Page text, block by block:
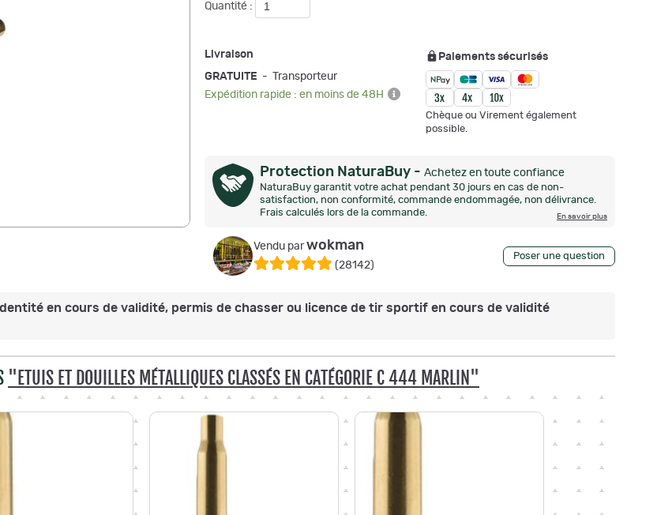
Quantité :
Livraison
GRATUITE - Transporteur
Expédition rapide : en moins de 48H
Paiements sécurisés
Chèque ou Virement également
possible.
Protection NaturaBuy - Achetez en toute confiance
NaturaBuy garantit votre achat pendant 30 jours en cas de non-
satisfaction, non conformité, commande endommagée, non délivrance.
Frais calculés lors de la commande.
En savoir plus
Vendu parwokman
(28142)
Poser une question
en cours de validité, permis de chasser ou licence de tir sportif en cours de validité
"ETUIS ET DOUILLES MÉTALLIQUES CLASSÉS EN CATÉGORIE C 444 MARLIN"